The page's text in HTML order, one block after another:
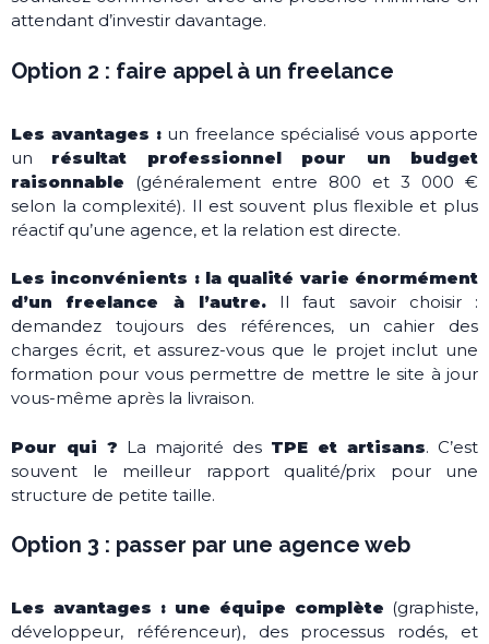
attendant d’investir davantage.
Option 2 : faire appel à un freelance
Les avantages : un freelance spécialisé vous apporte
un résultat professionnel pour un budget
raisonnable (généralement entre 800 et 3 000 €
selon la complexité). Il est souvent plus flexible et plus
réactif qu’une agence, et la relation est directe.
Les inconvénients : la qualité varie énormément
d’un freelance à l’autre.Il faut savoir choisir :
demandez toujours des références, un cahier des
charges écrit, et assurez-vous que le projet inclut une
formation pour vous permettre de mettre le site à jour
vous-même après la livraison.
Pour qui ? La majorité des TPE et artisans. C’est
souvent le meilleur rapport qualité/prix pour une
structure de petite taille.
Option 3 : passer par une agence web
Les avantages : une équipe complète (graphiste,
développeur, référenceur), des processus rodés, et